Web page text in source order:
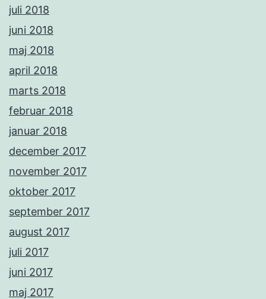
juli 2018
juni 2018
maj 2018
april 2018
marts 2018
februar 2018
januar 2018
december 2017
november 2017
oktober 2017
september 2017
august 2017
juli 2017
juni 2017
maj 2017